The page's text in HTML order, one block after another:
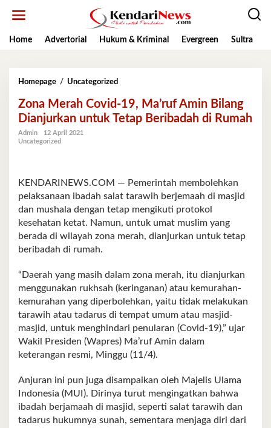
Home
Advertorial Hukum & Kriminal Evergreen Sultra
Homepage / Uncategorized
Covid-
19,
Ma’ruf
Tetap
di
Rumah
Zona Merah Covid-19, Ma’ruf Amin Bilang
Dianjurkan untuk Tetap Beribadah di Rumah
Admin
12 April 2021
Uncategorized
KENDARINEWS.COM — Pemerintah membolehkan
pelaksanaan ibadah salat tarawih berjemaah di masjid
dan mushala dengan tetap mengikuti protokol
kesehatan ketat. Namun, untuk umat muslim yang
berada di wilayah zona merah, dianjurkan untuk tetap
beribadah di rumah.
“Daerah yang masih dalam zona merah, itu dianjurkan
menggunakan rukhsah (keringanan) atau kemurahan-
kemurahan yang diperbolehkan, yaitu tidak melakukan
tarawih atau tadarus di tempat umum atau masjid-
masjid, untuk menghindari penularan (Covid-19),” ujar
Wakil Presiden (Wapres) Ma’ruf Amin dalam
keterangan resmi, Minggu (11/4).
Anjuran ini pun juga disampaikan oleh Majelis Ulama
Indonesia (MUI). Dirinya turut mengingatkan bahwa
ibadah berjamaah di masjid, seperti salat tarawih dan
tadarus hukumnya sunah, sementara menjaga diri dari